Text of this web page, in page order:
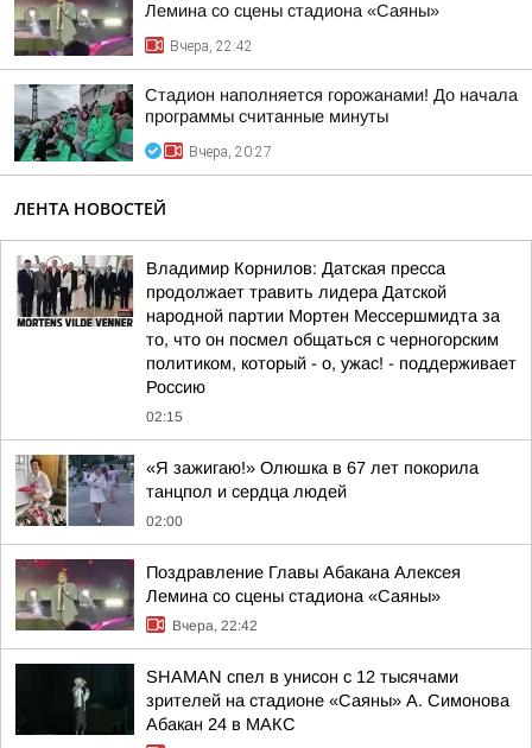
Лемина со сцены стадиона «Саяны»
Вчера, 22:42
Стадион наполняется горожанами! До начала
программы считанные минуты
Вчера, 20:27
ЛЕНТА НОВОСТЕЙ
Владимир Корнилов: Датская пресса
продолжает травить лидера Датской
народной партии Мортен Мессершмидта за
то, что он посмел общаться с черногорским
политиком, который - о, ужас! - поддерживает
Россию
02:15
«Я зажигаю!» Олюшка в 67 лет покорила
танцпол и сердца людей
02:00
Поздравление Главы Абакана Алексея
Лемина со сцены стадиона «Саяны»
Вчера, 22:42
SHAMAN спел в унисон с 12 тысячами
зрителей на стадионе «Саяны» А. Симонова
Абакан 24 в МАКС